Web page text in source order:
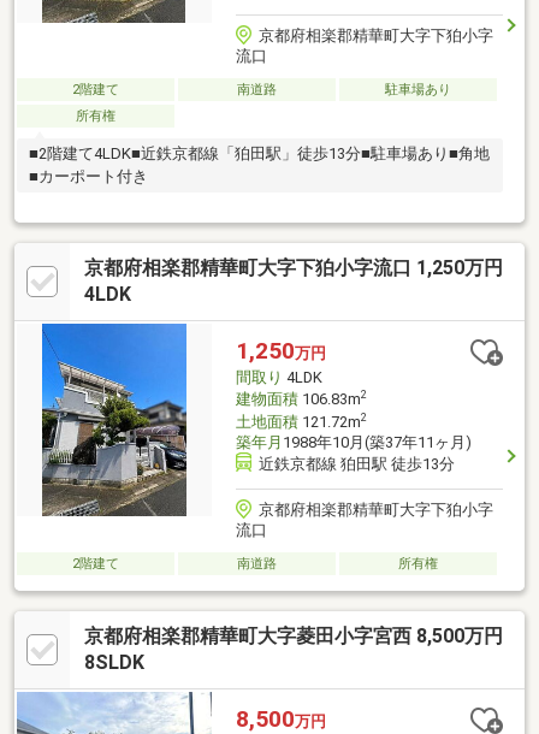
京都府相楽郡精華町大字下狛小字
流口
2階建て 南道路
駐車場あり
所有権
■2階建て4LDK■近鉄京都線「狛田駅」徒歩13分■駐車場あり■角地
■カーポート付き
京都府相楽郡精華町大字下狛小字流口 1,250万円
4LDK
1,250万円
間取り 4LDK
建物面積106.83m2
土地面積121.72m2
築年月 1988年10月(築37年11ヶ月)
近鉄京都線 狛田駅 徒歩13分
京都府相楽郡精華町大字下狛小字
流口
2階建て 南道路 所有権
京都府相楽郡精華町大字菱田小字宮西 8,500万円
8SLDK
8,500万円